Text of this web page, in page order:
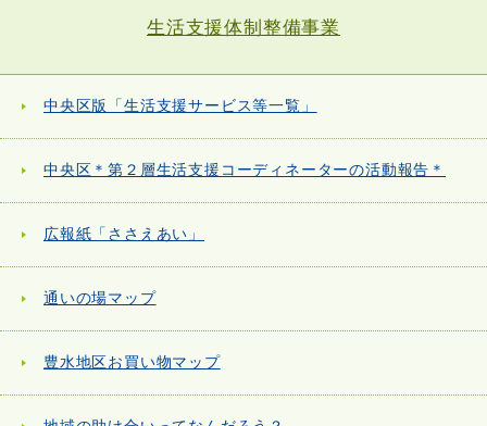
生活支援体制整備事業
中央区版「生活支援サービス等一覧」
中央区＊第２層生活支援コーディネーターの活動報告＊
広報紙「ささえあい」
通いの場マップ
豊水地区お買い物マップ